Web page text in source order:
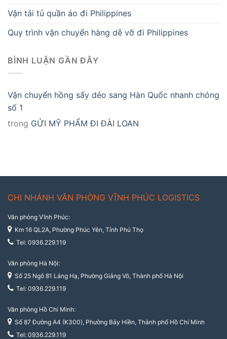
Vận tải tủ quần áo đi Philippines
Quy trình vận chuyển hàng dễ vỡ đi Philippines
BÌNH LUẬN GẦN ĐÂY
Vận chuyển hồng sấy dẻo sang Hàn Quốc nhanh chóng
số 1
trong GỬI MỸ PHẨM ĐI ĐÀI LOAN
CHI NHÁNH VĂN PHÒNG VĨNH PHÚC LOGISTICS
Văn phòng Vĩnh Phúc:
Km 16 QL2A, Phường Phúc Yên, Tỉnh Phú Thọ
Tel: 0936.229.119
Văn phòng Hà Nội:
Số 25 Ngõ 81 Láng Hạ, Phường Giảng Võ, Thành phố Hà Nội
Tel: 0936.229.119
Văn phòng Hồ Chí Minh:
Số 87 Đường A4 (K300), Phường Bảy Hiền, Thành phố Hồ Chí Minh
Tel: 0936.229.119